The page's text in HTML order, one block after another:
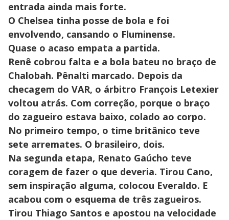
entrada ainda mais forte.
O Chelsea tinha posse de bola e foi
envolvendo, cansando o Fluminense.
Quase o acaso empata a partida.
Renê cobrou falta e a bola bateu no braço de
Chalobah. Pênalti marcado. Depois da
checagem do VAR, o árbitro François Letexier
voltou atrás. Com correção, porque o braço
do zagueiro estava baixo, colado ao corpo.
No primeiro tempo, o time britânico teve
sete arremates. O brasileiro, dois.
Na segunda etapa, Renato Gaúcho teve
coragem de fazer o que deveria. Tirou Cano,
sem inspiração alguma, colocou Everaldo. E
acabou com o esquema de três zagueiros.
Tirou Thiago Santos e apostou na velocidade